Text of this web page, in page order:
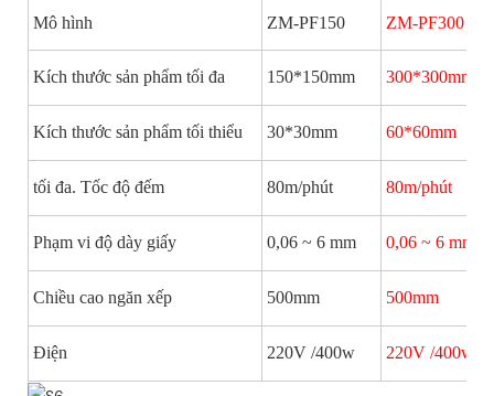
Mô hình ZM-PF150 ZM-PF300
Kích thước sản phẩm tối đa 150*150mm 300*300mm
Kích thước sản phẩm tối thiểu 30*30mm 60*60mm
tối đa. Tốc độ đếm 80m/phút 80m/phút
Phạm vi độ dày giấy 0,06 ~ 6 mm 0,06 ~ 6 mm
Chiều cao ngăn xếp 500mm 500mm
Điện 220V /400w 220V /400w